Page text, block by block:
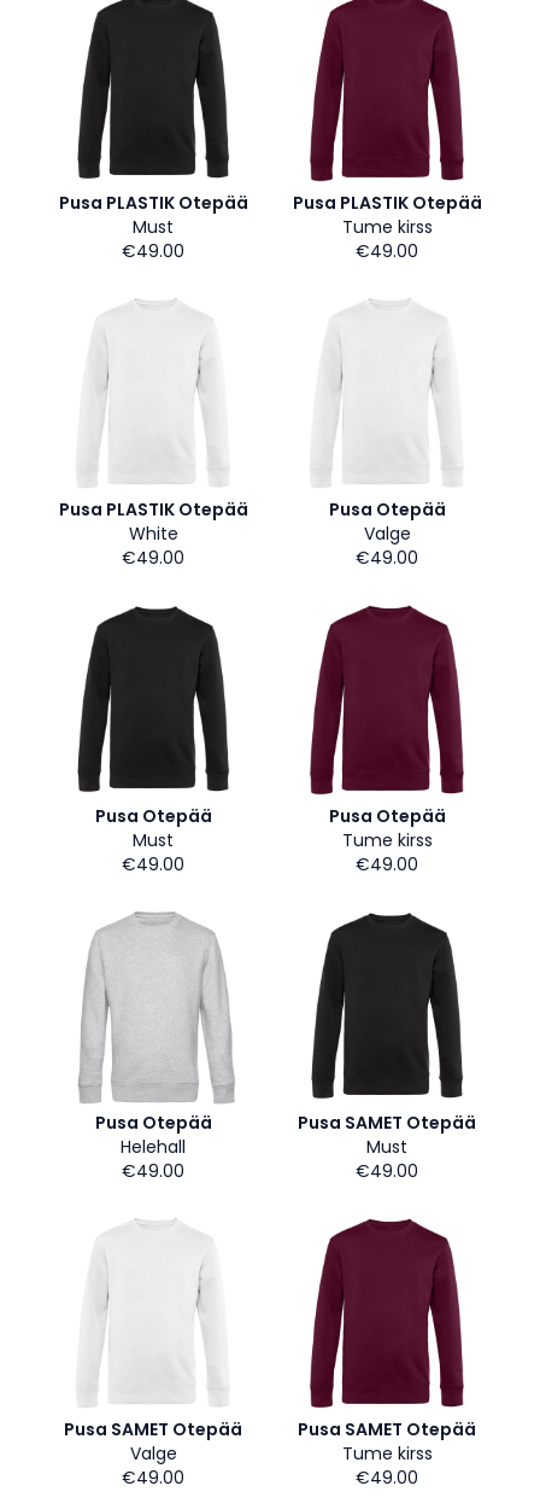
Pusa PLASTIK Otepää
Must
€49.00
Pusa PLASTIK Otepää
Tume kirss
€49.00
Pusa PLASTIK Otepää
White
€49.00
Pusa Otepää
Valge
€49.00
Pusa Otepää
Must
€49.00
Pusa Otepää
Tume kirss
€49.00
Pusa Otepää
Helehall
€49.00
Pusa SAMET Otepää
Must
€49.00
Pusa SAMET Otepää
Valge
€49.00
Pusa SAMET Otepää
Tume kirss
€49.00